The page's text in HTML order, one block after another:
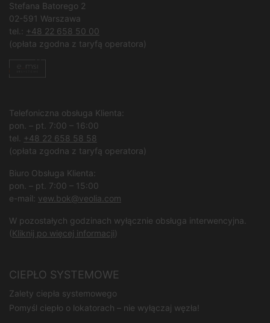
Stefana Batorego 2
02-591 Warszawa
tel.: +48 22 658 50 00
(opłata zgodna z taryfą operatora)
Telefoniczna obsługa Klienta:
pon. – pt. 7:00 – 16:00
tel.
+48 22 658 58 58
(opłata zgodna z taryfą operatora)
Biuro Obsługa Klienta:
pon. – pt. 7:00 – 15:00
e-mail: vew.bok@veolia.com
W pozostałych godzinach wyłącznie obsługa interwencyjna.
(Kliknij po więcej informacji)
CIEPŁO SYSTEMOWE
Zalety ciepła systemowego
Pomyśl ciepło o lokatorach – nie wyłączaj węzła!